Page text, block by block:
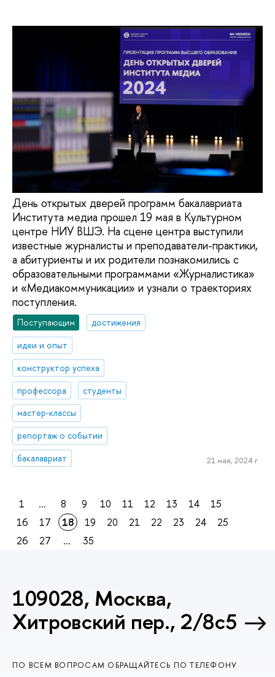
День открытых дверей программ бакалавриата
Института медиа прошел 19 мая в Культурном
центре НИУ ВШЭ. На сцене центра выступили
известные журналисты и преподаватели-практики,
а абитуриенты и их родители познакомились с
образовательными программами «Журналистика»
и «Медиакоммуникации» и узнали о траекториях
поступления.
Поступающим
достижения
идеи и опыт
конструктор успеха
профессора
студенты
мастер-классы
репортаж о событии
бакалавриат
21 мая, 2024 г.
1 ... 8 9 10 11 12 13 14
15
16
17 18 19 20 21 22 23 24
25
26
27 ... 35
109028, Москва,
Хитровский пер., 2/8с5
ПО ВСЕМ ВОПРОСАМ ОБРАЩАЙТЕСЬ ПО ТЕЛЕФОНУ